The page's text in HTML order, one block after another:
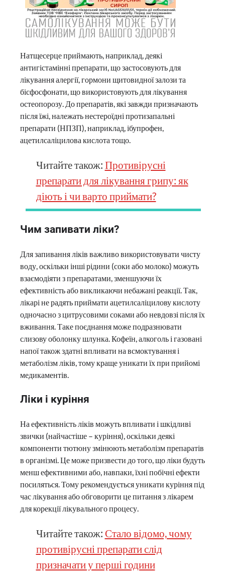
Натщесерце приймають, наприклад, деякі
антигістамінні препарати, що застосовують для
лікування алергії, гормони щитовидної залози та
бісфосфонати, що використовують для лікування
остеопорозу. До препаратів, які завжди призначають
після їжі, належать нестероїдні протизапальні
препарати (НПЗП), наприклад, ібупрофен,
ацетилсаліцилова кислота тощо.
Читайте також: Противірусні
препарати для лікування грипу: як
діють і чи варто приймати?
Чим запивати ліки?
Для запивання ліків важливо використовувати чисту
воду, оскільки інші рідини (соки або молоко) можуть
взаємодіяти з препаратами, зменшуючи їх
ефективність або викликаючи небажані реакції. Так,
лікарі не радять приймати ацетилсаліцилову кислоту
одночасно з цитрусовими соками або невдовзі після їх
вживання. Таке поєднання може подразнювати
слизову оболонку шлунка. Кофеїн, алкоголь і газовані
напої також здатні впливати на всмоктування і
метаболізм ліків, тому краще уникати їх при прийомі
медикаментів.
Ліки і куріння
На ефективність ліків можуть впливати і шкідливі
звички (найчастіше – куріння), оскільки деякі
компоненти тютюну змінюють метаболізм препаратів
в організмі. Це може призвести до того, що ліки будуть
менш ефективними або, навпаки, їхні побічні ефекти
посиляться. Тому рекомендується уникати куріння під
час лікування або обговорити це питання з лікарем
для корекції лікувального процесу.
Читайте також: Стало відомо, чому
противірусні препарати слід
призначати у перші години